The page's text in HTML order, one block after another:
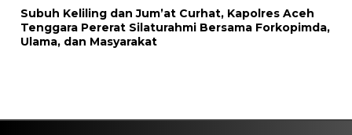
Subuh Keliling dan Jum’at Curhat, Kapolres Aceh
Tenggara Pererat Silaturahmi Bersama Forkopimda,
Ulama, dan Masyarakat